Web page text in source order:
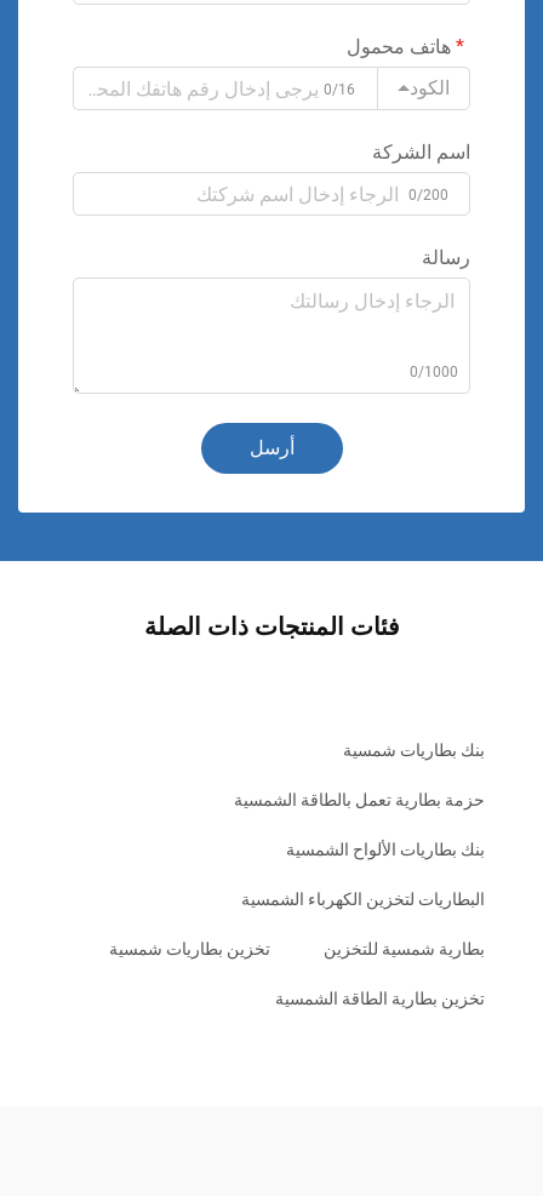
هاتف محمول
الكود
0/16
اسم الشركة
0/200
رسالة
0/1000
أرسل
فئات المنتجات ذات الصلة
بنك بطاريات شمسية
حزمة بطارية تعمل بالطاقة الشمسية
بنك بطاريات الألواح الشمسية
البطاريات لتخزين الكهرباء الشمسية
بطارية شمسية للتخزين تخزين بطاريات شمسية
تخزين بطارية الطاقة الشمسية